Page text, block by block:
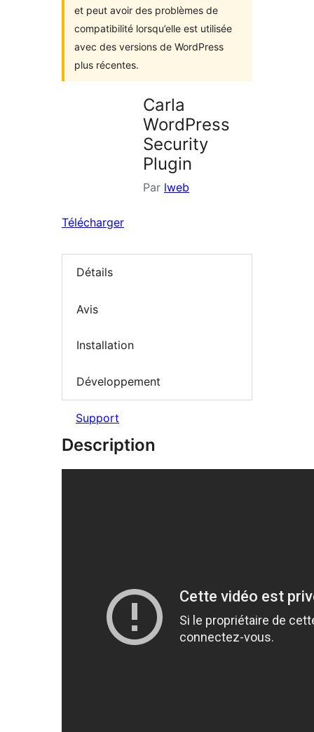
et peut avoir des problèmes de
compatibilité lorsqu’elle est utilisée
avec des versions de WordPress
plus récentes.
Carla
WordPress
Security
Plugin
Par lweb
Télécharger
Détails
Avis
Installation
Développement
Support
Description